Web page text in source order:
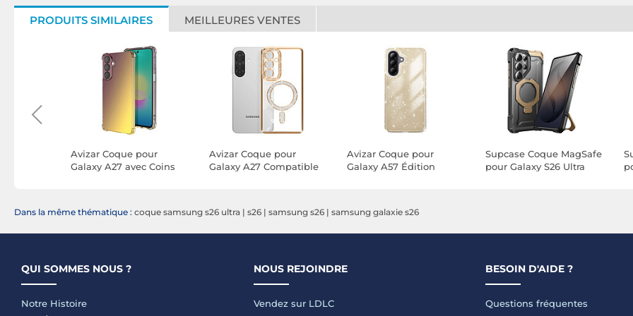
PRODUITS SIMILAIRES MEILLEURES VENTES
Avizar Coque pour
Galaxy A27 avec Coins
Avizar Coque pour
Galaxy A27 Compatible
Avizar Coque pour
Galaxy A57 Édition
Supcase Coque MagSafe
pour Galaxy S26 Ultra
Dans la même thématique : coque samsung s26 ultra | s26 | samsung s26 | samsung galaxie s26
QUI SOMMES NOUS ?
Notre Histoire
NOUS REJOINDRE
Vendez sur LDLC
BESOIN D'AIDE ?
Questions fréquentes